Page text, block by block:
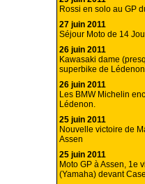
Rossi en solo au GP
27 juin 2011
Séjour Moto de 14
26 juin 2011
Kawasaki dame
superbike de Lédenon
26 juin 2011
Les BMW Michelin
Lédenon.
25 juin 2011
Nouvelle victoire de
Assen
25 juin 2011
Moto GP à Assen, 1e
(Yamaha) devant